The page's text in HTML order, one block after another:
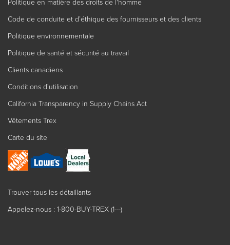
Politique en matière des droits de l'homme
Code de conduite et d’éthique des fournisseurs et des clients
Politique environnementale
Politique de santé et sécurité au travail
Clients canadiens
Conditions d'utilisation
California Transparency in Supply Chains Act
Vêtements Trex
Carte du site
Trouver tous les détaillants
Appelez-nous : 1-800-BUY-TREX (1---)